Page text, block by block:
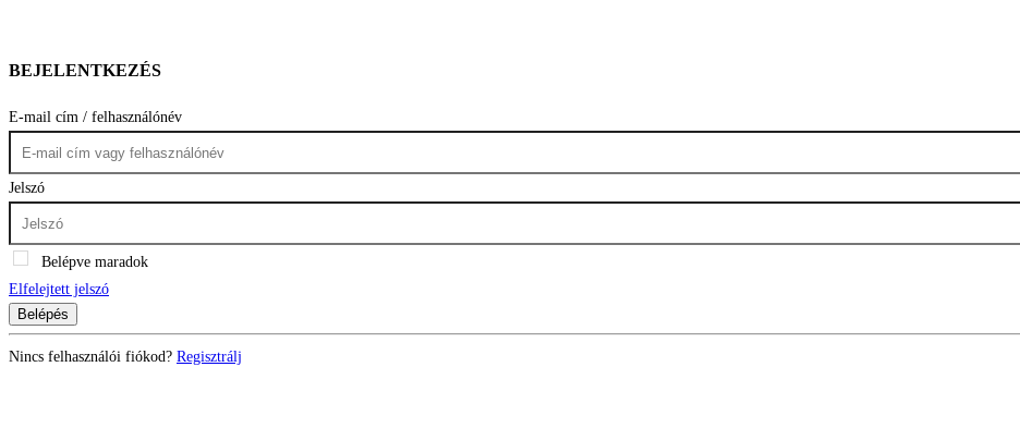
BEJELENTKEZÉS
E-mail cím / felhasználónév
Jelszó
Belépve maradok
Elfelejtett jelszó
Belépés
Nincs felhasználói fiókod? Regisztrálj